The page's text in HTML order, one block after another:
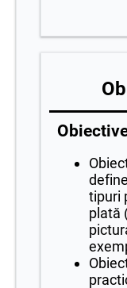
tipuri
plată